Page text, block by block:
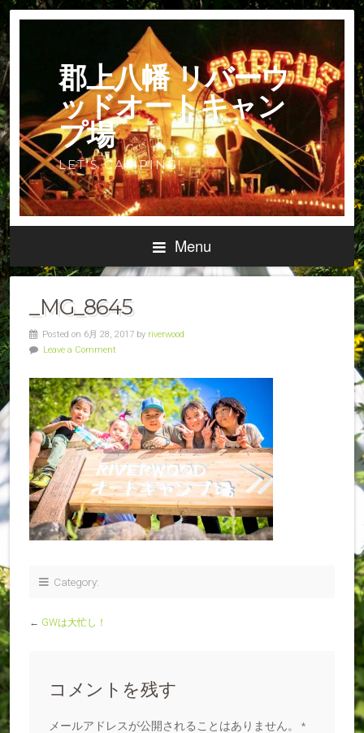
郡上八幡 リバーウ
ッドオートキャン
プ場
LET'S CAMPING!
Menu
_MG_8645
Posted on 6月 28, 2017 by riverwood
Leave a Comment
Category:
← GWは大忙し！
コメントを残す
メールアドレスが公開されることはありません。
*